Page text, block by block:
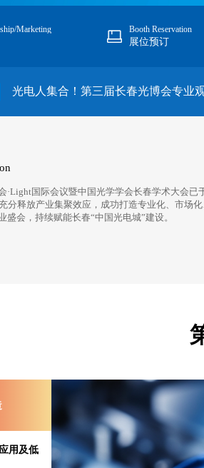
Marketing Booth Reservation
展位预订
光电人集合！第三届长春光博会专业
·Light国际会议暨中国光学学会长春学术大会已
分释放产业集聚效应，成功打造专业化、市场化
盛会，持续赋能长春“中国光电城”建设。
用及低